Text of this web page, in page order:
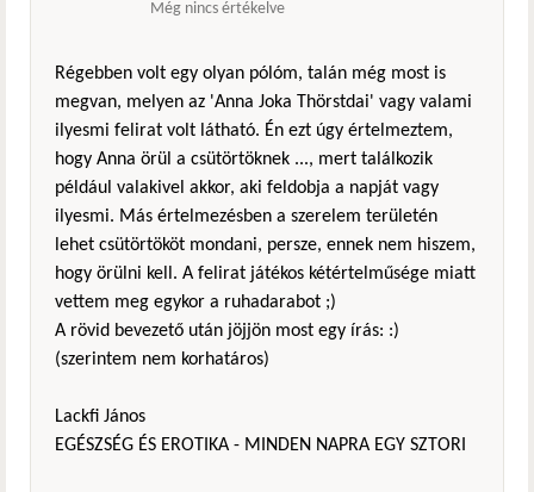
Még nincs értékelve
Régebben volt egy olyan pólóm, talán még most is
megvan, melyen az 'Anna Joka Thörstdai' vagy valami
ilyesmi felirat volt látható. Én ezt úgy értelmeztem,
hogy Anna örül a csütörtöknek ..., mert találkozik
például valakivel akkor, aki feldobja a napját vagy
ilyesmi. Más értelmezésben a szerelem területén
lehet csütörtököt mondani, persze, ennek nem hiszem,
hogy örülni kell. A felirat játékos kétértelműsége miatt
vettem meg egykor a ruhadarabot ;)
A rövid bevezető után jöjjön most egy írás: :)
(szerintem nem korhatáros)
Lackfi János
EGÉSZSÉG ÉS EROTIKA - MINDEN NAPRA EGY SZTORI